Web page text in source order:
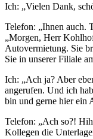
Ich: „Vielen Dank,
Telefon: „Ihnen
„Morgen, Herr
Autovermietung. Sie
Sie in unserer Filiale
Ich: „Ach ja? Aber
angerufen. Und ich
bin und gerne hier ein
Telefon: „Ach so?!
Kollegen die